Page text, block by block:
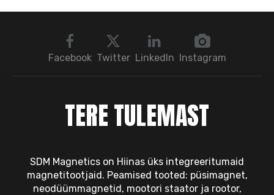
Facebook Twitter LinkedIn Instagram
TERE TULEMAST
SDM Magnetics on Hiinas üks integreeritumaid
magnetitootjaid. Peamised tooted: püsimagnet,
neodüümmagnetid, mootori staator ja rootor,